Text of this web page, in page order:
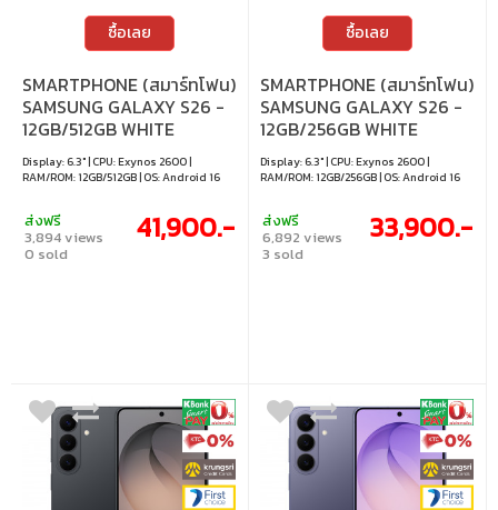
ซื้อเลย
SMARTPHONE (สมาร์ทโฟน)
SAMSUNG GALAXY S26 -
12GB/512GB WHITE
Display: 6.3" | CPU: Exynos 2600 |
RAM/ROM: 12GB/512GB | OS: Android 16
ส่งฟรี
3,894 views
0 sold
41,900.-
ซื้อเลย
SMARTPHONE (สมาร์ทโฟน)
SAMSUNG GALAXY S26 -
12GB/256GB WHITE
Display: 6.3" | CPU: Exynos 2600 |
RAM/ROM: 12GB/256GB | OS: Android 16
ส่งฟรี
6,892 views
3 sold
33,900.-